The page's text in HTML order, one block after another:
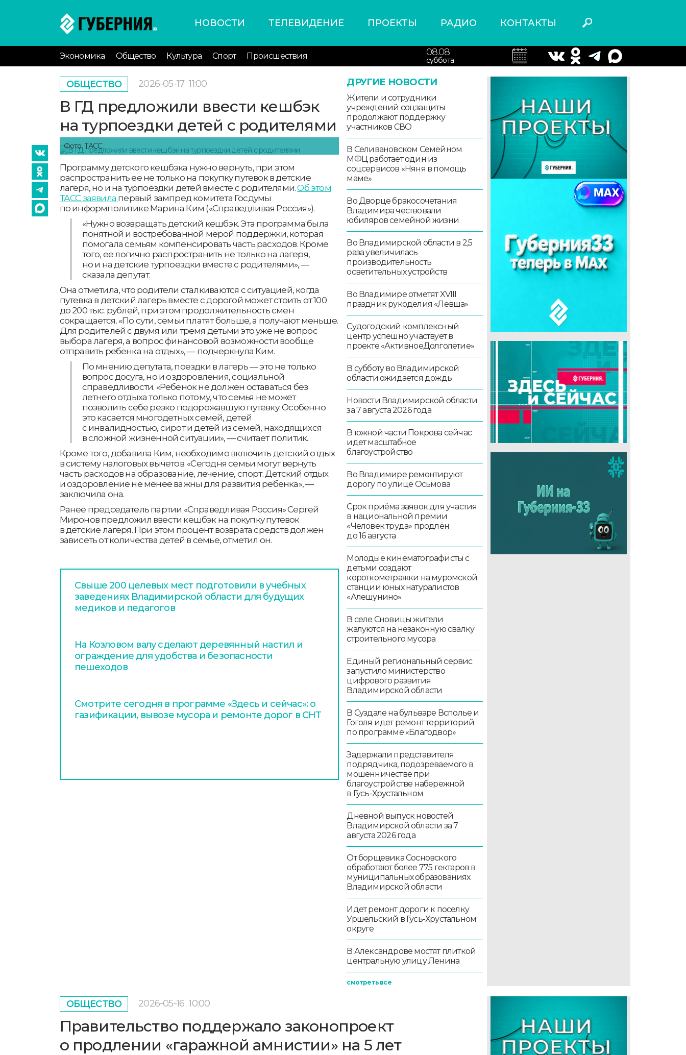
НОВОСТИ ТЕЛЕВИДЕНИЕ ПРОЕКТЫ РАДИО КОНТАКТЫ
Экономика Общество Культура Спорт Происшествия 08.08
суббота
ОБЩЕСТВО 2026-05-17 11:00
В ГД предложили ввести кешбэк
на турпоездки детей с родителями
Фото: ТАСС
Программу детского кешбэка нужно вернуть, при этом
распространить ее не только на покупку путевок в детские
лагеря, но и на турпоездки детей вместе с родителями.Об этом
ТАСС заявила первый зампред комитета Госдумы
по информполитике Марина Ким («Справедливая Россия»).
«Нужно возвращать детский кешбэк. Эта программа была
понятной и востребованной мерой поддержки, которая
помогала семьям компенсировать часть расходов. Кроме
того, ее логично распространить не только на лагеря,
но и на детские турпоездки вместе с родителями», —
сказала депутат.
Она отметила, что родители сталкиваются с ситуацией, когда
путевка в детский лагерь вместе с дорогой может стоить от 100
до 200 тыс. рублей, при этом продолжительность смен
сокращается. «По сути, семьи платят больше, а получают меньше.
Для родителей с двумя или тремя детьми это уже не вопрос
выбора лагеря, а вопрос финансовой возможности вообще
отправить ребенка на отдых», — подчеркнула Ким.
По мнению депутата, поездки в лагерь — это не только
вопрос досуга, но и оздоровления, социальной
справедливости. «Ребенок не должен оставаться без
летнего отдыха только потому, что семья не может
позволить себе резко подорожавшую путевку. Особенно
это касается многодетных семей, детей
с инвалидностью, сирот и детей из семей, находящихся
в сложной жизненной ситуации», — считает политик.
Кроме того, добавила Ким, необходимо включить детский отдых
в систему налоговых вычетов. «Сегодня семьи могут вернуть
часть расходов на образование, лечение, спорт. Детский отдых
и оздоровление не менее важны для развития ребенка», —
заключила она.
Ранее председатель партии «Справедливая Россия» Сергей
Миронов предложил ввести кешбэк на покупку путевок
в детские лагеря. При этом процент возврата средств должен
зависеть от количества детей в семье, отметил он.
Свыше 200 целевых мест подготовили в учебных
заведениях Владимирской области для будущих
медиков и педагогов
На Козловом валу сделают деревянный настил и
ограждение для удобства и безопасности
пешеходов
Смотрите сегодня в программе «Здесь и сейчас»: о
газификации, вывозе мусора и ремонте дорог в СНТ
ДРУГИЕ НОВОСТИ
Жители и сотрудники
учреждений соцзащиты
продолжают поддержку
участников СВО
В Селивановском Семейном
МФЦ работает один из
соцсервисов «Няня в помощь
маме»
Во Дворце бракосочетания
Владимира чествовали
юбиляров семейной жизни
Во Владимирской области в 2,5
раза увеличилась
производительность
осветительных устройств
Во Владимире отметят XVIII
праздник рукоделия «Левша»
Судогодский комплексный
центр успешно участвует в
проекте «АктивноеДолголетие»
В субботу во Владимирской
области ожидается дождь
Новости Владимирской области
за 7 августа 2026 года
В южной части Покрова сейчас
идет масштабное
благоустройство
Во Владимире ремонтируют
дорогу по улице Осьмова
Срок приёма заявок для участия
в национальной премии
«Человек труда» продлён
до 16 августа
Молодые кинематографисты с
детьми создают
короткометражки на муромской
станции юных натуралистов
«Алешунино»
В селе Сновицы жители
жалуются на незаконную свалку
строительного мусора
Единый региональный сервис
запустило министерство
цифрового развития
Владимирской области
В Суздале на бульваре Всполье и
Гоголя идет ремонт территорий
по программе «Благодвор»
Задержали представителя
подрядчика, подозреваемого в
мошенничестве при
благоустройстве набережной
в Гусь-Хрустальном
Дневной выпуск новостей
Владимирской области за 7
августа 2026 года
От борщевика Сосновского
обработают более 775 гектаров в
муниципальных образованиях
Владимирской области
Идет ремонт дороги к поселку
Уршельский в Гусь-Хрустальном
округе
В Александрове мостят плиткой
центральную улицу Ленина
смотреть все
ОБЩЕСТВО 2026-05-16 10:00
Правительство поддержало законопроект
о продлении «гаражной амнистии» на 5 лет